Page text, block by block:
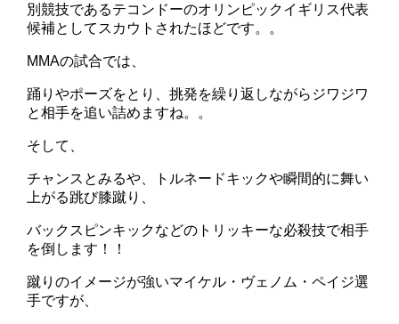
別競技であるテコンドーのオリンピックイギリス代表
候補としてスカウトされたほどです。。
MMAの試合では、
踊りやポーズをとり、挑発を繰り返しながらジワジワ
と相手を追い詰めますね。。
そして、
チャンスとみるや、トルネードキックや瞬間的に舞い
上がる跳び膝蹴り、
バックスピンキックなどのトリッキーな必殺技で相手
を倒します！！
蹴りのイメージが強いマイケル・ヴェノム・ペイジ選
手ですが、